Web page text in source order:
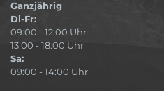
Ganzjährig
Di-Fr:
09:00 - 12:00 Uhr
13:00 - 18:00 Uhr
Sa:
09:00 - 14:00 Uhr